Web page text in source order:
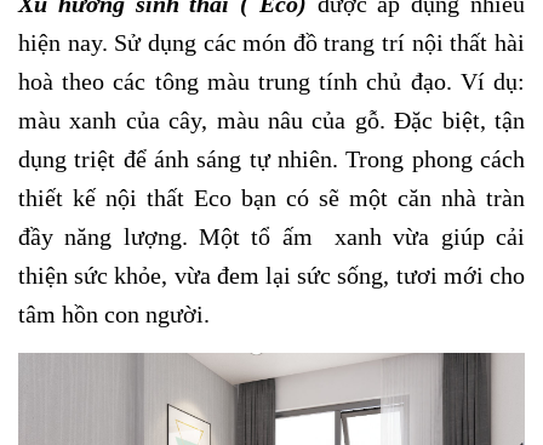
hiện nay. Sử dụng các món đồ trang trí nội thất hài
hoà theo các tông màu trung tính chủ đạo. Ví dụ:
màu xanh của cây, màu nâu của gỗ. Đặc biệt, tận
dụng triệt để ánh sáng tự nhiên. Trong phong cách
thiết kế nội thất Eco bạn có sẽ một căn nhà tràn
đầy năng lượng. Một tổ ấm xanh vừa giúp cải
thiện sức khỏe, vừa đem lại sức sống, tươi mới cho
tâm hồn con người.